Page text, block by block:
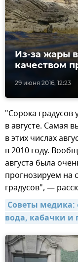
29 июня 2016, 12:23
Из-за жары
качеством
"Сорока градусов
в августе. Самая
в этих числах
в 2010 году.
августа была
прогнозируем на
градусов", —
Советы медика:
вода, кабачки и